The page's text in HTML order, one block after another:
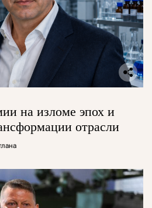
на изломе эпох и
отрасли